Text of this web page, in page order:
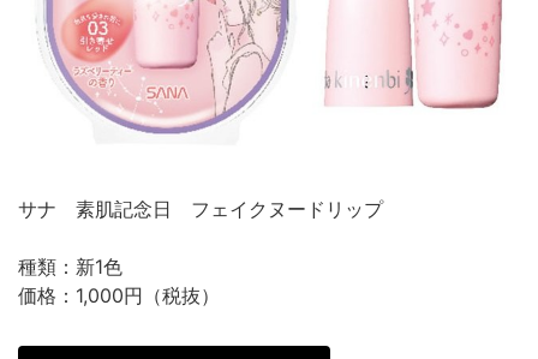
サナ 素肌記念日 フェイクヌードリップ
種類：新1色
価格：1,000円（税抜）